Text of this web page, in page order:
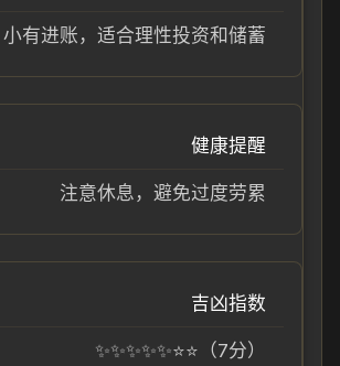
小有进账，适合理性投资和储蓄
健康提醒
注意休息，避免过度劳累
吉凶指数
✨✨✨✨✨⭐⭐（7分）